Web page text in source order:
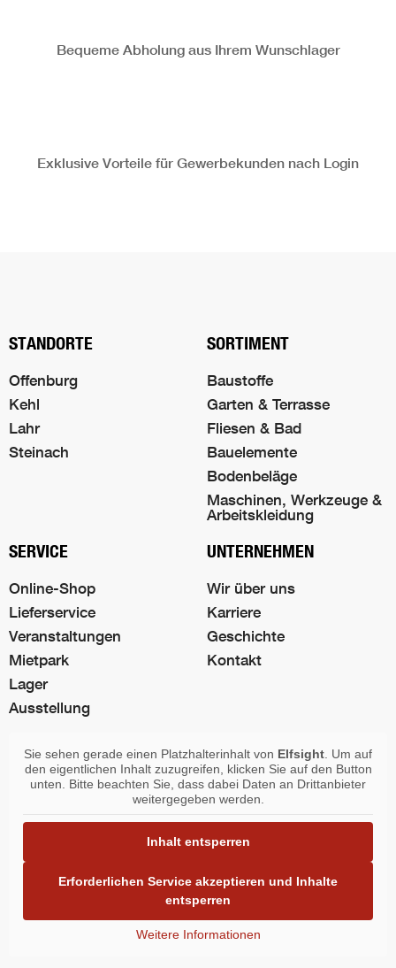
Bequeme Abholung aus Ihrem Wunschlager
Exklusive Vorteile für Gewerbekunden nach Login
STANDORTE
Offenburg
Kehl
Lahr
Steinach
SORTIMENT
Baustoffe
Garten & Terrasse
Fliesen & Bad
Bauelemente
Bodenbeläge
Maschinen, Werkzeuge &
Arbeitskleidung
SERVICE
Online-Shop
Lieferservice
Veranstaltungen
Mietpark
Lager
Ausstellung
UNTERNEHMEN
Wir über uns
Karriere
Geschichte
Kontakt
Sie sehen gerade einen Platzhalterinhalt von Elfsight . Um auf
den eigentlichen Inhalt zuzugreifen, klicken Sie auf den Button
unten. Bitte beachten Sie, dass dabei Daten an Drittanbieter
weitergegeben werden.
Inhalt entsperren
Erforderlichen Service akzeptieren und Inhalte
entsperren
Weitere Informationen